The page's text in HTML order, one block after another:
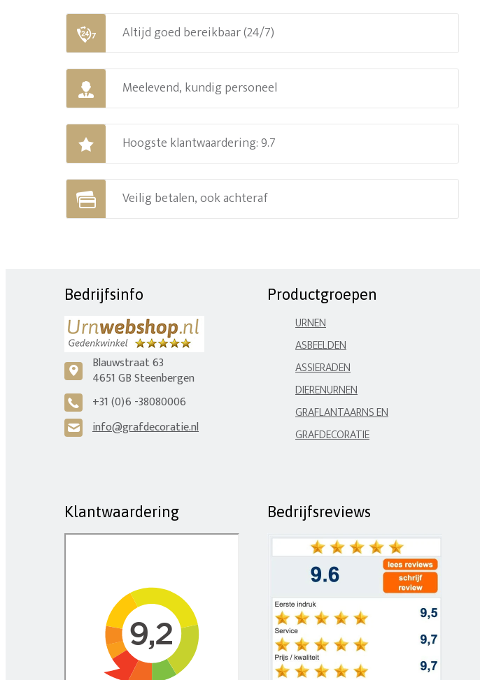
Altijd goed bereikbaar (24/7)
Meelevend, kundig personeel
Hoogste klantwaardering: 9.7
Veilig betalen, ook achteraf
Bedrijfsinfo
c
Blauwstraat 63
4651 GB Steenbergen
A +31 (0)6 -38080006
H info@grafdecoratie.nl
Productgroepen
URNEN
ASBEELDEN
ASSIERADEN
DIERENURNEN
GRAFLANTAARNS EN
GRAFDECORATIE
Klantwaardering Bedrijfsreviews